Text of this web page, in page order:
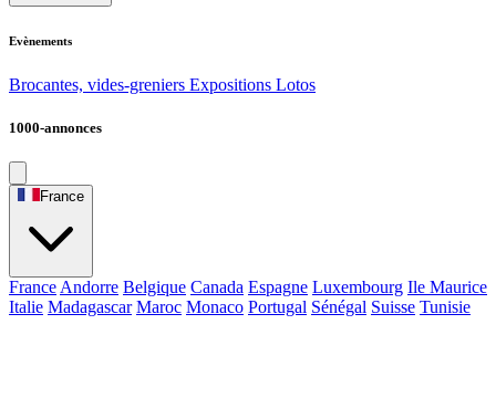
Evènements
Brocantes, vides-greniers Expositions Lotos
1000-annonces
France
France Andorre Belgique Canada Espagne Luxembourg Ile Maurice
Italie Madagascar Maroc Monaco Portugal Sénégal Suisse Tunisie